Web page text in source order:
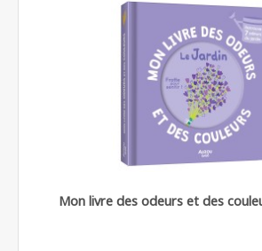
Mon livre des odeurs et des